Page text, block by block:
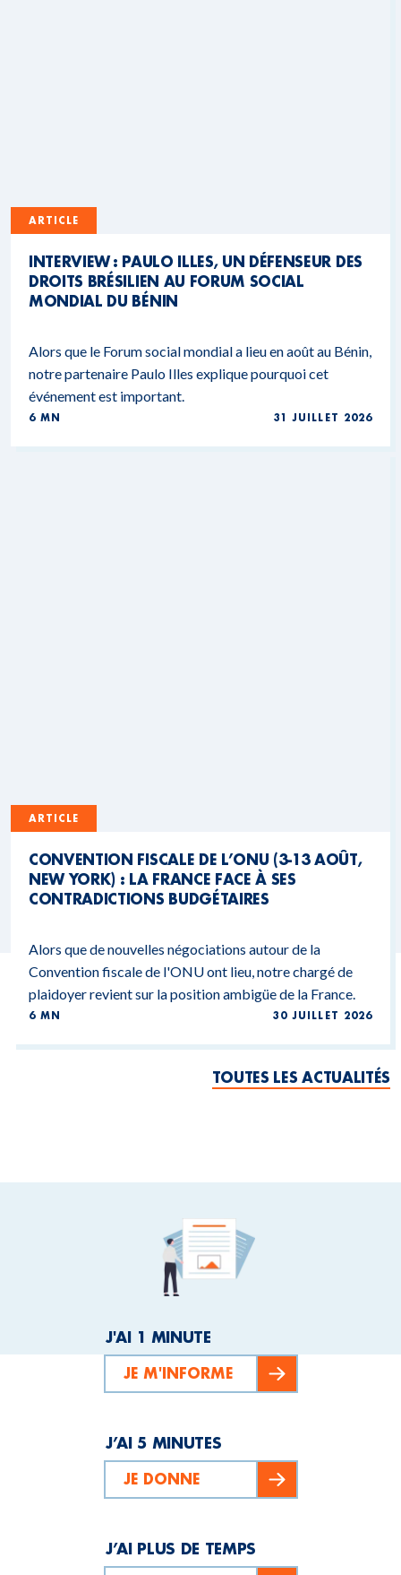
ARTICLE
INTERVIEW : PAULO ILLES, UN DÉFENSEUR DES
DROITS BRÉSILIEN AU FORUM SOCIAL
MONDIAL DU BÉNIN
Alors que le Forum social mondial a lieu en août au Bénin,
notre partenaire Paulo Illes explique pourquoi cet
événement est important.
6 MN 31 JUILLET 2026
ARTICLE
CONVENTION FISCALE DE L’ONU (3-13 AOÛT,
NEW YORK) : LA FRANCE FACE À SES
CONTRADICTIONS BUDGÉTAIRES
Alors que de nouvelles négociations autour de la
Convention fiscale de l'ONU ont lieu, notre chargé de
plaidoyer revient sur la position ambigüe de la France.
6 MN 30 JUILLET 2026
TOUTES LES ACTUALITÉS
J'AI 1 MINUTE
JE M'INFORME
J’AI 5 MINUTES
JE DONNE
J’AI PLUS DE TEMPS